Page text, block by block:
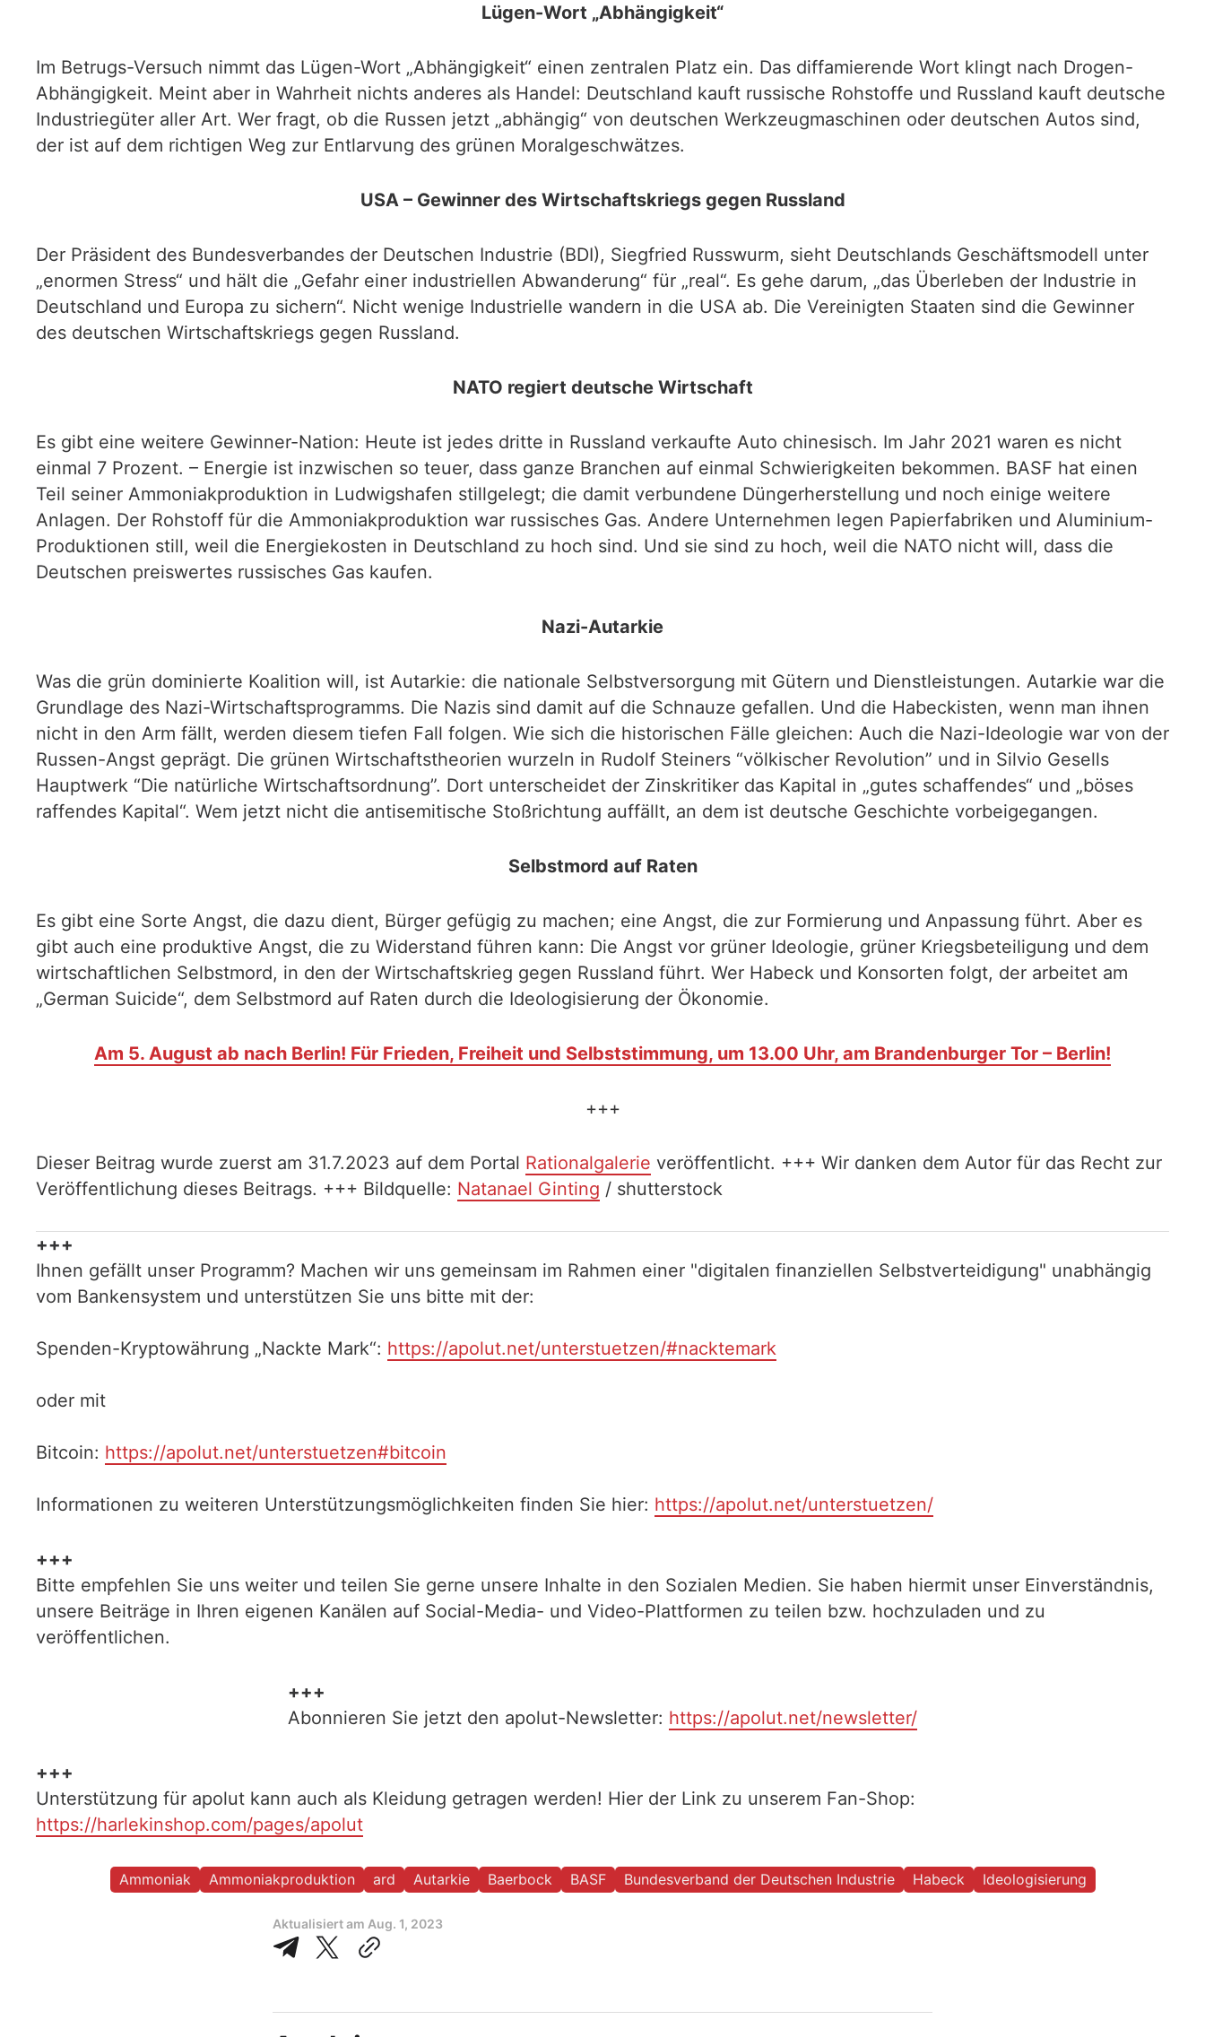
Lügen-Wort „Abhängigkeit“
Im Betrugs-Versuch nimmt das Lügen-Wort „Abhängigkeit“ einen zentralen Platz ein. Das diffamierende Wort klingt nach Drogen-
Abhängigkeit. Meint aber in Wahrheit nichts anderes als Handel: Deutschland kauft russische Rohstoffe und Russland kauft deutsche
Industriegüter aller Art. Wer fragt, ob die Russen jetzt „abhängig“ von deutschen Werkzeugmaschinen oder deutschen Autos sind,
der ist auf dem richtigen Weg zur Entlarvung des grünen Moralgeschwätzes.
USA – Gewinner des Wirtschaftskriegs gegen Russland
Der Präsident des Bundesverbandes der Deutschen Industrie (BDI), Siegfried Russwurm, sieht Deutschlands Geschäftsmodell unter
„enormen Stress“ und hält die „Gefahr einer industriellen Abwanderung“ für „real“. Es gehe darum, „das Überleben der Industrie in
Deutschland und Europa zu sichern“. Nicht wenige Industrielle wandern in die USA ab. Die Vereinigten Staaten sind die Gewinner
des deutschen Wirtschaftskriegs gegen Russland.
NATO regiert deutsche Wirtschaft
Es gibt eine weitere Gewinner-Nation: Heute ist jedes dritte in Russland verkaufte Auto chinesisch. Im Jahr 2021 waren es nicht
einmal 7 Prozent. – Energie ist inzwischen so teuer, dass ganze Branchen auf einmal Schwierigkeiten bekommen. BASF hat einen
Teil seiner Ammoniakproduktion in Ludwigshafen stillgelegt; die damit verbundene Düngerherstellung und noch einige weitere
Anlagen. Der Rohstoff für die Ammoniakproduktion war russisches Gas. Andere Unternehmen legen Papierfabriken und Aluminium-
Produktionen still, weil die Energiekosten in Deutschland zu hoch sind. Und sie sind zu hoch, weil die NATO nicht will, dass die
Deutschen preiswertes russisches Gas kaufen.
Nazi-Autarkie
Was die grün dominierte Koalition will, ist Autarkie: die nationale Selbstversorgung mit Gütern und Dienstleistungen. Autarkie war die
Grundlage des Nazi-Wirtschaftsprogramms. Die Nazis sind damit auf die Schnauze gefallen. Und die Habeckisten, wenn man ihnen
nicht in den Arm fällt, werden diesem tiefen Fall folgen. Wie sich die historischen Fälle gleichen: Auch die Nazi-Ideologie war von der
Russen-Angst geprägt. Die grünen Wirtschaftstheorien wurzeln in Rudolf Steiners “völkischer Revolution” und in Silvio Gesells
Hauptwerk “Die natürliche Wirtschaftsordnung”. Dort unterscheidet der Zinskritiker das Kapital in „gutes schaffendes“ und „böses
raffendes Kapital“. Wem jetzt nicht die antisemitische Stoßrichtung auffällt, an dem ist deutsche Geschichte vorbeigegangen.
Selbstmord auf Raten
Es gibt eine Sorte Angst, die dazu dient, Bürger gefügig zu machen; eine Angst, die zur Formierung und Anpassung führt. Aber es
gibt auch eine produktive Angst, die zu Widerstand führen kann: Die Angst vor grüner Ideologie, grüner Kriegsbeteiligung und dem
wirtschaftlichen Selbstmord, in den der Wirtschaftskrieg gegen Russland führt. Wer Habeck und Konsorten folgt, der arbeitet am
„German Suicide“, dem Selbstmord auf Raten durch die Ideologisierung der Ökonomie.
Am 5. August ab nach Berlin! Für Frieden, Freiheit und Selbststimmung, um 13.00 Uhr, am Brandenburger Tor – Berlin!
+++
Dieser Beitrag wurde zuerst am 31.7.2023 auf dem Portal Rationalgalerie veröffentlicht. +++ Wir danken dem Autor für das Recht zur
Veröffentlichung dieses Beitrags. +++ Bildquelle: Natanael Ginting / shutterstock
+++
Ihnen gefällt unser Programm? Machen wir uns gemeinsam im Rahmen einer "digitalen finanziellen Selbstverteidigung" unabhängig
vom Bankensystem und unterstützen Sie uns bitte mit der:
Spenden-Kryptowährung „Nackte Mark“: https://apolut.net/unterstuetzen/#nacktemark
oder mit
Bitcoin: https://apolut.net/unterstuetzen#bitcoin
Informationen zu weiteren Unterstützungsmöglichkeiten finden Sie hier: https://apolut.net/unterstuetzen/
+++
Bitte empfehlen Sie uns weiter und teilen Sie gerne unsere Inhalte in den Sozialen Medien. Sie haben hiermit unser Einverständnis,
unsere Beiträge in Ihren eigenen Kanälen auf Social-Media- und Video-Plattformen zu teilen bzw. hochzuladen und zu
veröffentlichen.
+++
Abonnieren Sie jetzt den apolut-Newsletter: https://apolut.net/newsletter/
+++
Unterstützung für apolut kann auch als Kleidung getragen werden! Hier der Link zu unserem Fan-Shop:
https://harlekinshop.com/pages/apolut
Ammoniak Ammoniakproduktion ard Autarkie Baerbock BASF Bundesverband der Deutschen Industrie Habeck Ideologisierung
Aktualisiert am Aug. 1, 2023